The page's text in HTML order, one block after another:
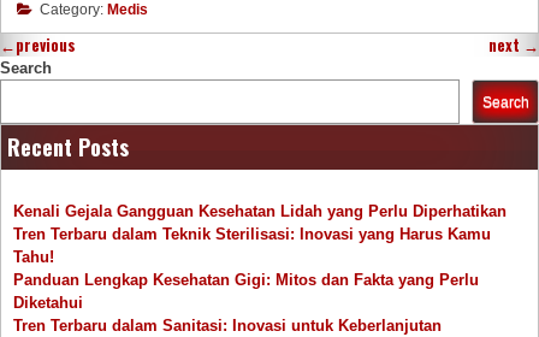
Category: Medis
←previous next →
Search
Search
Recent Posts
Kenali Gejala Gangguan Kesehatan Lidah yang Perlu Diperhatikan
Tren Terbaru dalam Teknik Sterilisasi: Inovasi yang Harus Kamu
Tahu!
Panduan Lengkap Kesehatan Gigi: Mitos dan Fakta yang Perlu
Diketahui
Tren Terbaru dalam Sanitasi: Inovasi untuk Keberlanjutan